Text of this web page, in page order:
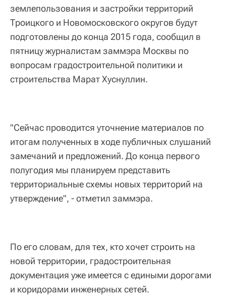
землепользования и застройки территорий
Троицкого и Новомосковского округов будут
подготовлены до конца 2015 года, сообщил в
пятницу журналистам заммэра Москвы по
вопросам градостроительной политики и
строительства Марат Хуснуллин.
"Сейчас проводится уточнение материалов по
итогам полученных в ходе публичных слушаний
замечаний и предложений. До конца первого
полугодия мы планируем представить
территориальные схемы новых территорий на
утверждение", - отметил заммэра.
По его словам, для тех, кто хочет строить на
новой территории, градостроительная
документация уже имеется с едиными дорогами
и коридорами инженерных сетей.